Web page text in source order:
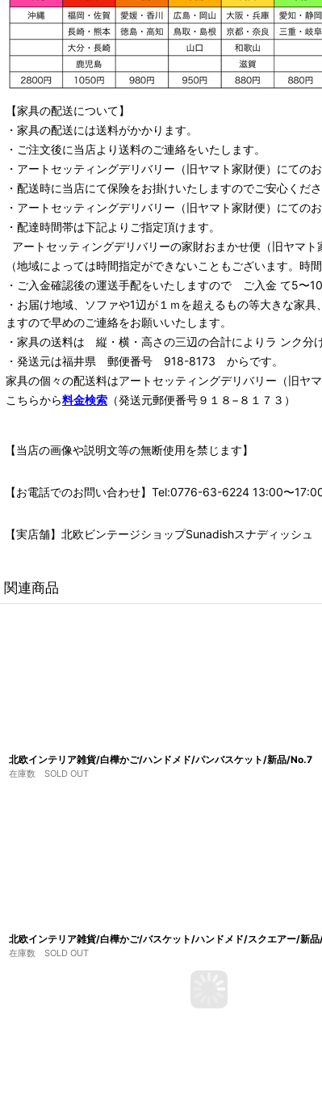
【家具の配送について】
・家具の配送には送料がかかります。
・ご注文後に当店より送料のご連絡をいたします。
・ アートセッティングデリバリー （旧ヤマト家財便） にての
・配送時に当店にて保険をお掛けいたしますのでご安心くださ
・ アートセッティングデリバリー （旧ヤマト家財便） にての
・配達時間帯は下記よりご指定頂けます。
アートセッティングデリバリーの家財おまかせ便 （旧ヤマ
（地域によっては時間指定ができないこともございます。時
・ご入金確認後の運送手配をいたしますので ご入金 て5〜10
・お届け地域、ソファや1辺が１ｍを超えるもの等大きな家
ますので早めのご連絡をお願いいたします。
・家具の送料は 縦・横・高さの三辺の合計によりラ ンク分
・発送元は福井県 郵便番号 918-8173 からです。
家具の個々の配送料はアートセッティングデリバリー （旧ヤ
こちらから料金検索 （発送元郵便番号９１８−８１７３）
【当店の画像や説明文等の無断使用を禁じます】
【お電話でのお問い合わせ】Tel:0776-63-6224 13:00〜
【実店舗】北欧ビンテージショップSunadishスナディッシ
関連商品
北欧インテリア雑貨/白樺かご/ハンドメド/パンバスケット/新品/No.7
在庫数 SOLD OUT
北欧インテリア雑貨/白樺かご/バスケット/ハンドメド/スクエアー/新
在庫数 SOLD OUT